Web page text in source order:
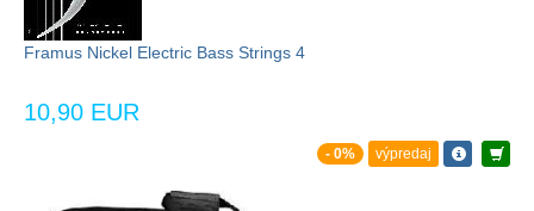
Framus Nickel Electric Bass Strings 4
10,90 EUR
- 0% výpredaj